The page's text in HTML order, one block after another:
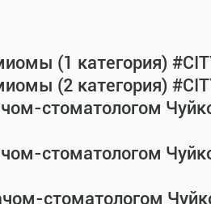
(1 категория)
(2 категория)
стоматологом
стоматологом
стоматологом